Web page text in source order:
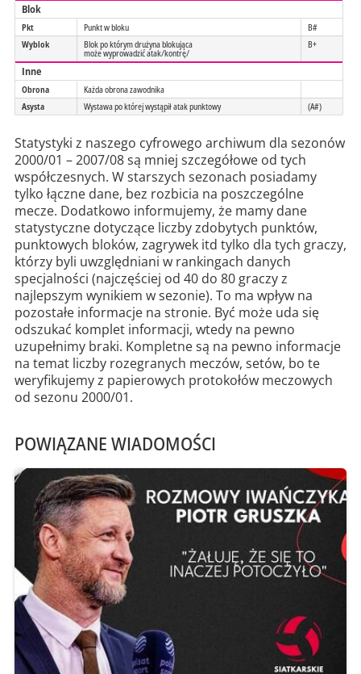
Blok
Pkt Punkt w bloku
B#
Wyblok
Blok po którym drużyna blokująca
może wyprowadzić atak/kontrę/
B+
Inne
Obrona
Każda obrona zawodnika
Asysta
Wystawa po której wystąpił atak punktowy (A#)
Statystyki z naszego cyfrowego archiwum dla sezonów
2000/01 – 2007/08 są mniej szczegółowe od tych
współczesnych. W starszych sezonach posiadamy
tylko łączne dane, bez rozbicia na poszczególne
mecze. Dodatkowo informujemy, że mamy dane
statystyczne dotyczące liczby zdobytych punktów,
punktowych bloków, zagrywek itd tylko dla tych graczy,
którzy byli uwzględniani w rankingach danych
specjalności (najczęściej od 40 do 80 graczy z
najlepszym wynikiem w sezonie). To ma wpływ na
pozostałe informacje na stronie. Być może uda się
odszukać komplet informacji, wtedy na pewno
uzupełnimy braki. Kompletne są na pewno informacje
na temat liczby rozegranych meczów, setów, bo te
weryfikujemy z papierowych protokołów meczowych
od sezonu 2000/01.
POWIĄZANE WIADOMOŚCI